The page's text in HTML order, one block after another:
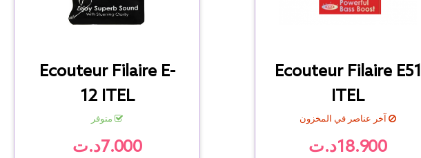
Ecouteur Filaire E51
ITEL
آخر عناصر في المخزون
18.900د.ت
Ecouteur Filaire E-
12 ITEL
متوفر
7.000د.ت